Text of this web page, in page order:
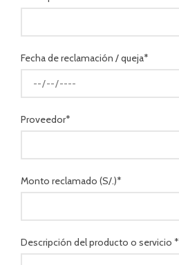
Fecha de reclamación / queja*
Proveedor*
Monto reclamado (S/.)*
Descripción del producto o servicio *